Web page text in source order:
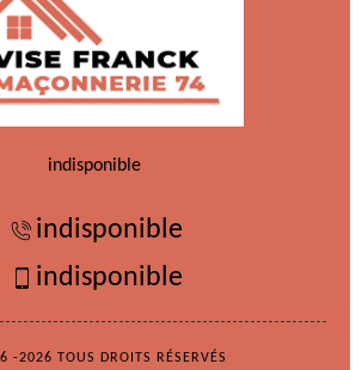
indisponible
indisponible
indisponible
-2026 TOUS DROITS RÉSERVÉS